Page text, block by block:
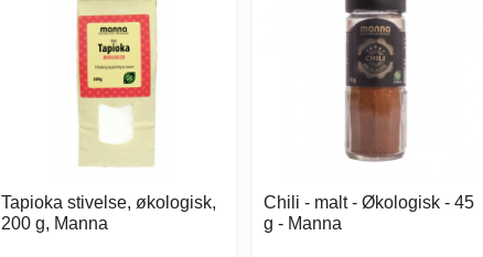
Tapioka stivelse, økologisk,
200 g, Manna
Chili - malt - Økologisk - 45
g - Manna